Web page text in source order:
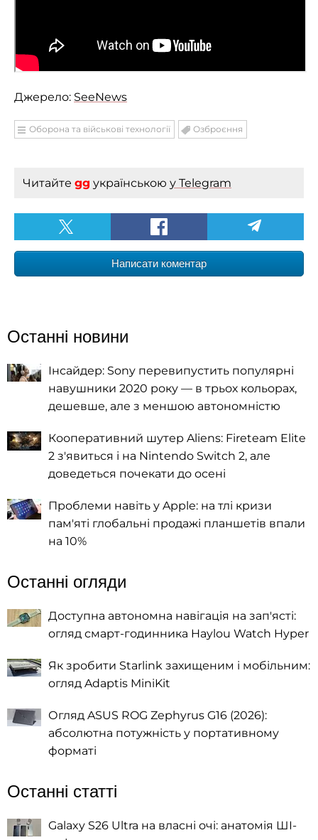
Джерело: SeeNews
Оборона та військові технології Озброєння
Читайте gg українською у Telegram
Написати коментар
Останні новини
Інсайдер: Sony перевипустить популярні
навушники 2020 року — в трьох кольорах,
дешевше, але з меншою автономністю
Кооперативний шутер Aliens: Fireteam Elite
2 з'явиться і на Nintendo Switch 2, але
доведеться почекати до осені
Проблеми навіть у Apple: на тлі кризи
пам'яті глобальні продажі планшетів впали
на 10%
Останні огляди
Доступна автономна навігація на зап'ясті:
огляд смарт-годинника Haylou Watch Hyper
Як зробити Starlink захищеним і мобільним:
огляд Adaptis MiniKit
Огляд ASUS ROG Zephyrus G16 (2026):
абсолютна потужність у портативному
форматі
Останні статті
Galaxy S26 Ultra на власні очі: анатомія ШІ-